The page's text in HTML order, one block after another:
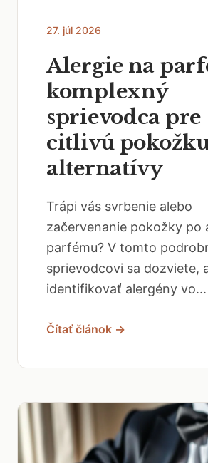
27. júl 2026
Alergie na
komplexný
sprievodca pre
citlivú
alternatívy
Trápi vás svrbenie alebo
začervenanie pokožky po
parfému? V tomto
sprievodcovi sa dozviete,
identifikovať alergény vo...
Čítať článok →